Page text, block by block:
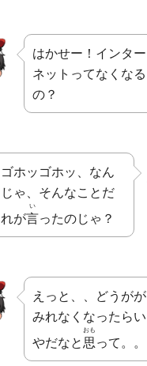
はかせー！インター
ネットってなくなる
の？
ゴホッゴホッ、なん
じゃ、そんなことだ
れが言
い
ったのじゃ？
えっと、、どうがが
みれなくなったらい
やだなと思
おも
って。。